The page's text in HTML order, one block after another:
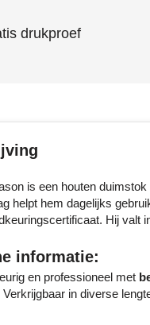
drukproef
is een houten
helpt hem dagelijks
Hij valt
informatie:
en professioneel met
in diverse